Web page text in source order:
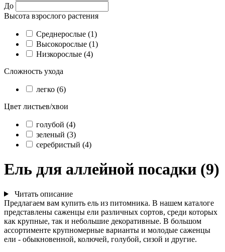
До
Высота взрослого растения
Cреднерослые (1)
Высокорослые (1)
Низкорослые (4)
Сложность ухода
легко (6)
Цвет листьев/хвои
голубой (4)
зеленый (3)
серебристый (4)
Ель для аллейной посадки (9)
Читать описание
Предлагаем вам купить ель из питомника. В нашем каталоге
представлены саженцы ели различных сортов, среди которых
как крупные, так и небольшие декоративные. В большом
ассортименте крупномерные варианты и молодые саженцы
ели - обыкновенной, колючей, голубой, сизой и другие.